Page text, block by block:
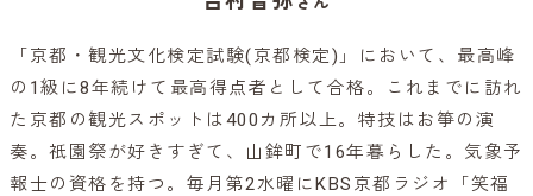
「京都・観光文化検定試験(京都検定)」において、最高峰
の1級に8年続けて最高得点者として合格。これまでに訪れ
た京都の観光スポットは400カ所以上。特技はお箏の演
奏。祇園祭が好きすぎて、山鉾町で16年暮らした。気象予
報士の資格を持つ。毎月第2水曜にKBS京都ラジオ「笑福